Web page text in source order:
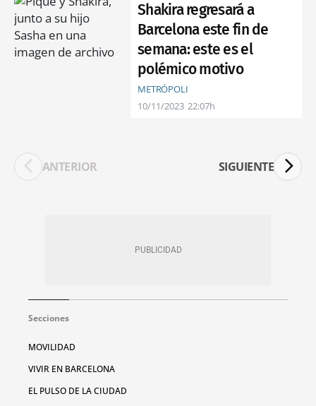
Shakira regresará a
Barcelona este fin de
semana: este es el
polémico motivo
METRÓPOLI
10/11/2023 22:07h
ANTERIOR SIGUIENTE
Secciones
MOVILIDAD
VIVIR EN BARCELONA
EL PULSO DE LA CIUDAD